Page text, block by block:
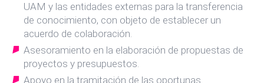
UAM y las entidades externas para la transferencia
de conocimiento, con objeto de establecer un
acuerdo de colaboración.
Asesoramiento en la elaboración de propuestas de
proyectos y presupuestos.
Apoyo en la tramitación de las oportunas